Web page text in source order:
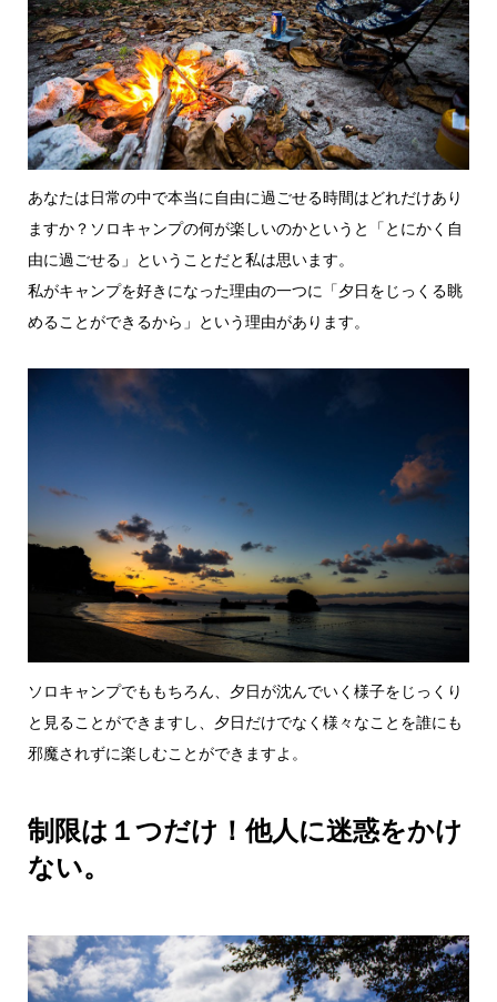
あなたは日常の中で本当に自由に過ごせる時間はどれだけあり
ますか？ソロキャンプの何が楽しいのかというと「とにかく自
由に過ごせる」ということだと私は思います。
私がキャンプを好きになった理由の一つに「夕日をじっくる眺
めることができるから」という理由があります。
ソロキャンプでももちろん、夕日が沈んでいく様子をじっくり
と見ることができますし、夕日だけでなく様々なことを誰にも
邪魔されずに楽しむことができますよ。
制限は１つだけ！他人に迷惑をかけ
ない。